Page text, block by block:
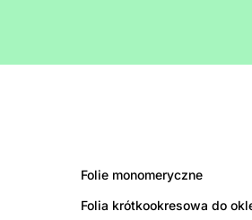
Folie monomeryczne
Folia krótkookresowa do